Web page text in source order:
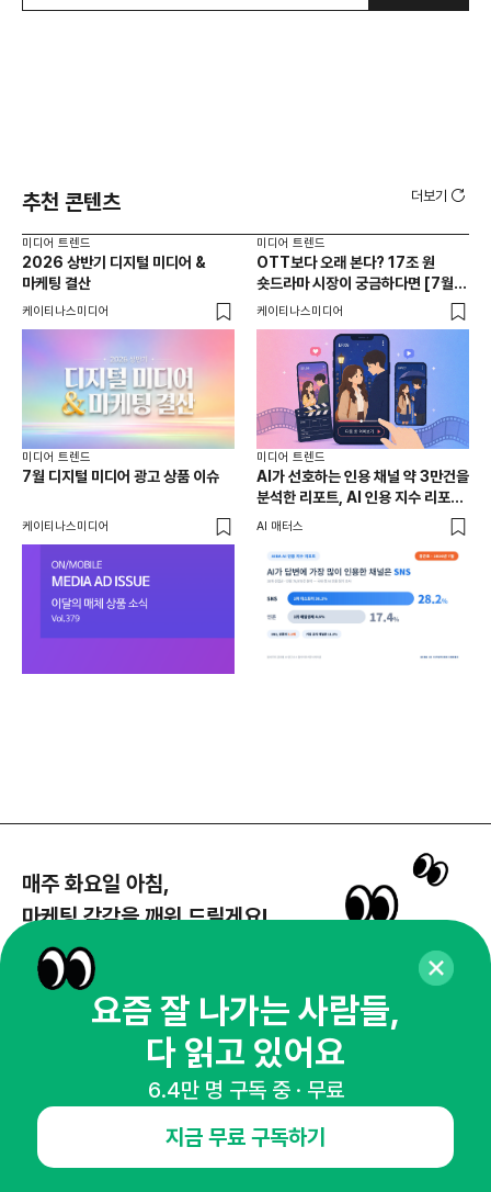
추천 콘텐츠 더보기
미디어 트렌드
2026 상반기 디지털 미디어 &
마케팅 결산
케이티나스미디어
미디어 트렌드
OTT보다 오래 본다? 17조 원
숏드라마 시장이 궁금하다면 [7월
디지털 미디어&마케팅 이슈]
케이티나스미디어
미디어 트렌드
7월 디지털 미디어 광고 상품 이슈
케이티나스미디어
미디어 트렌드
AI가 선호하는 인용 채널 약 3만건을
분석한 리포트, AI 인용 지수 리포트
7월호
AI 매터스
매주 화요일 아침,
마케팅 감각을 깨워 드릴게요!
65,043명의 마케터를 성장시키는 뉴스레터
뉴스레터 구독하기
NHN AD
오픈애즈란
요즘 잘 나가는 사람들,
다 읽고 있어요
6.4만 명 구독 중 · 무료
지금 무료 구독하기